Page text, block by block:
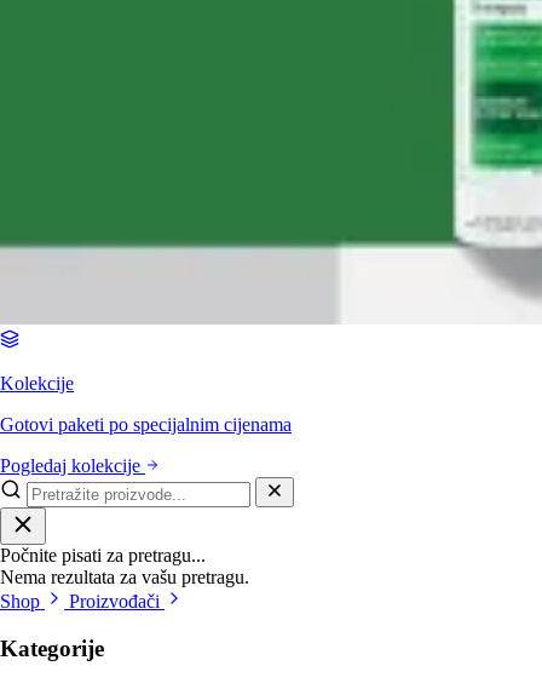
Kolekcije
Gotovi paketi po specijalnim cijenama
Pogledaj kolekcije
Počnite pisati za pretragu...
Nema rezultata za vašu pretragu.
Shop
Proizvođači
Kategorije